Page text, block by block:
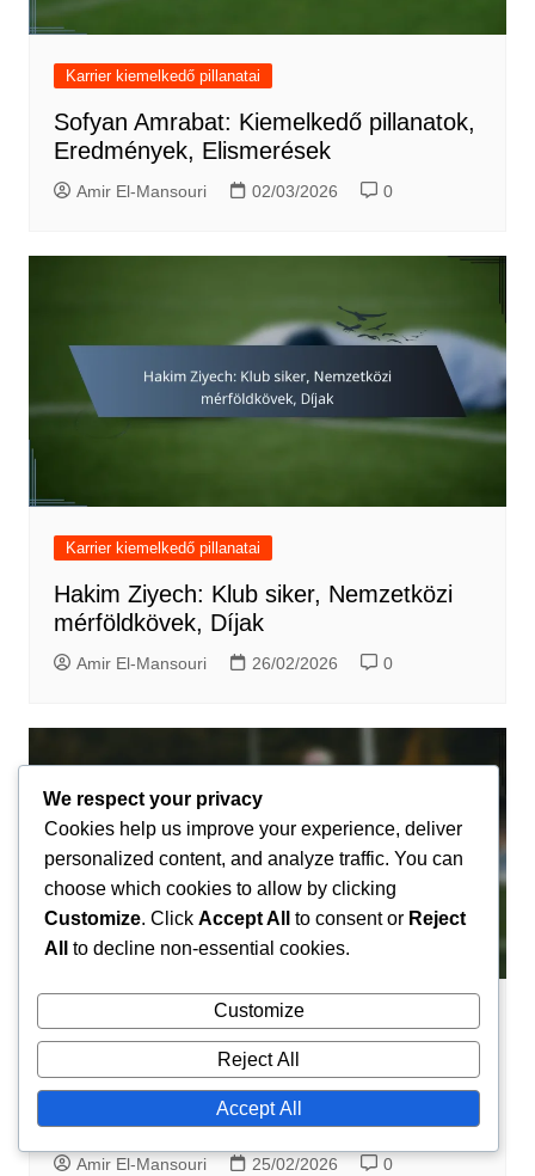
Karrier kiemelkedő pillanatai
Sofyan Amrabat: Kiemelkedő pillanatok,
Eredmények, Elismerések
Amir El-Mansouri 02/03/2026 0
Karrier kiemelkedő pillanatai
Hakim Ziyech: Klub siker, Nemzetközi
mérföldkövek, Díjak
Amir El-Mansouri 26/02/2026 0
Karrier kiemelkedő pillanatai
Benrahma karrierje: Figyelemre méltó
teljesítmények, Kulcsszerepek,
Elismerések
Amir El-Mansouri 25/02/2026 0
We respect your privacy
Cookies help us improve your experience, deliver
personalized content, and analyze traffic. You can
choose which cookies to allow by clicking
Customize. Click Accept All to consent or Reject
All
to decline non-essential cookies.
Customize
Reject All
Accept All